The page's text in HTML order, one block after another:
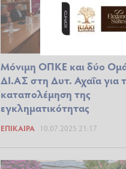
Μόνιμη ΟΠΚΕ και δύο
ΔΙ.ΑΣ στη Δυτ. Αχαΐα για
καταπολέμηση της
εγκληματικότητας
ΕΠΊΚΑΙΡΑ 10.07.2025 21:17